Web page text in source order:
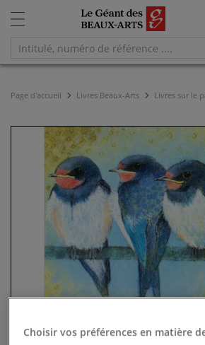
Page d'accueil Livres Beaux-Arts Livres sur le
Choisir vos préférences en matière